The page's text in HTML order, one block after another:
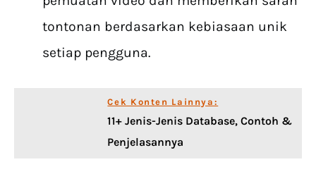
tontonan berdasarkan kebiasaan unik
setiap pengguna.
Cek Konten Lainnya:
11+ Jenis-Jenis Database, Contoh &
Penjelasannya